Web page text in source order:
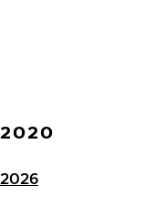
2020
2026